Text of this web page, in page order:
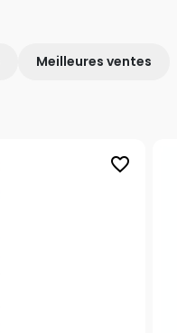
Meilleures ventes
favorite_border